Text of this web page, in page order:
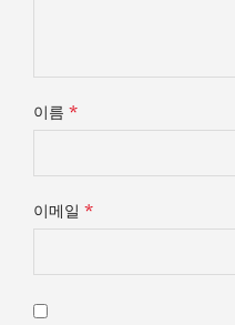
이름 *
이메일 *